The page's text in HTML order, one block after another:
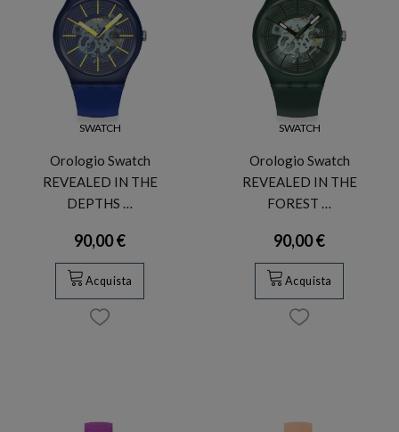
SWATCH
Orologio Swatch
REVEALED IN THE
DEPTHS …
90,00 €
Acquista
SWATCH
Orologio Swatch
REVEALED IN THE
FOREST …
90,00 €
Acquista